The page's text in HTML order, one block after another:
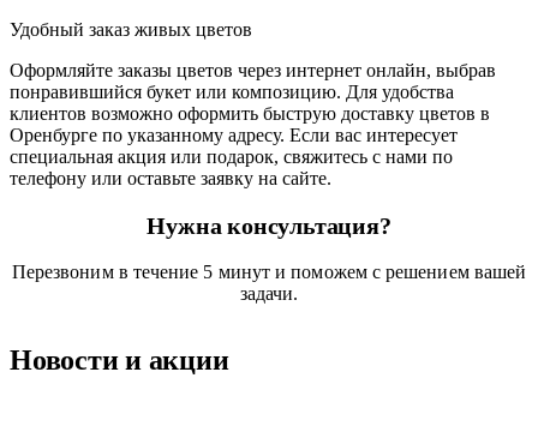
Удобный заказ живых цветов
Оформляйте заказы цветов через интернет онлайн, выбрав
понравившийся букет или композицию. Для удобства
клиентов возможно оформить быструю доставку цветов в
Оренбурге по указанному адресу. Если вас интересует
специальная акция или подарок, свяжитесь с нами по
телефону или оставьте заявку на сайте.
Нужна консультация?
Перезвоним в течение 5 минут и поможем с решением вашей
задачи.
Новости и акции